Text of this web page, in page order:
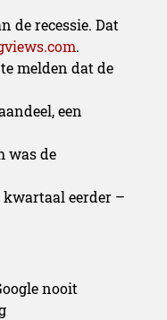
de recessie. Dat
.
melden dat de
een
was de
eerder –
nooit